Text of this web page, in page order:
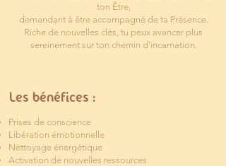
ton Être,
demandant à êtreaccompagné de ta Présence.
Riche de nouvelles clés, tu peux avancer plus
sereinement sur ton chemin d'incarnation.
Les bénéfices :
Prises de conscience
Libération émotionnelle
Nettoyage énergétique
Activation de nouvelles ressources